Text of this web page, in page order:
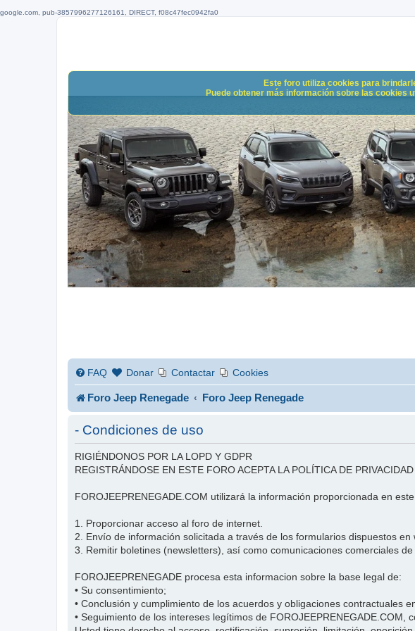
google.com, pub-3857996277126161, DIRECT, f08c47fec0942fa0
FAQ Donar Contactar Cookies
Foro Jeep Renegade Foro Jeep Renegade
- Condiciones de uso
RIGIÉNDONOS POR LA LOPD Y GDPR
REGISTRÁNDOSE EN ESTE FORO ACEPTA LA POLÍTICA DE
FOROJEEPRENEGADE.COM utilizará la información proporcionada en
1. Proporcionar acceso al foro de internet.
2. Envío de información solicitada a través de los formularios dispuestos en
3. Remitir boletines (newsletters), así como comunicaciones comerciales
FOROJEEPRENEGADE procesa esta informacion sobre la base legal de:
• Su consentimiento;
• Conclusión y cumplimiento de los acuerdos y obligaciones contractuales
• Seguimiento de los intereses legítimos de FOROJEEPRENEGADE.COM,
Este foro utiliza cookies para
Puede obtener más información sobre las cookies